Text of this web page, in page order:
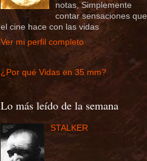
notas, Simplemente
contar sensaciones que
el cine hace con las vidas
Ver mi perfil completo
¿Por qué Vidas en 35 mm?
Lo más leído de la semana
STALKER